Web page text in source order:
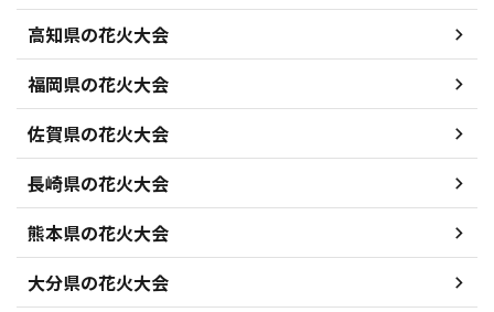
高知県の花火大会
福岡県の花火大会
佐賀県の花火大会
長崎県の花火大会
熊本県の花火大会
大分県の花火大会